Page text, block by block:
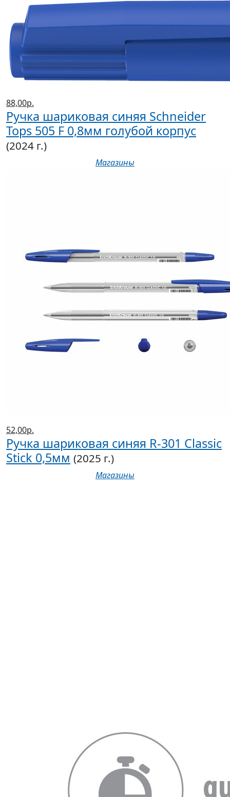
88,00р.
Ручка шариковая синяя Schneider
Tops 505 F 0,8мм голубой корпус
(2024 г.)
Магазины
52,00р.
Ручка шариковая синяя R-301 Classic
Stick 0,5мм (2025 г.)
Магазины